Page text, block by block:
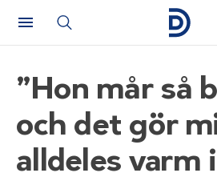
”Hon mår så
och det gör
alldeles varm